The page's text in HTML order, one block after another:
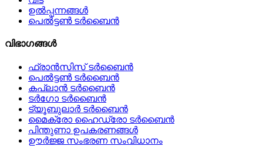
ഉൽപ്പന്നങ്ങൾ
പെൽട്ടൺ ടർബൈൻ
വിഭാഗങ്ങൾ
ഫ്രാൻസിസ് ടർബൈൻ
പെൽട്ടൺ ടർബൈൻ
കപ്ലാൻ ടർബൈൻ
ടർഗോ ടർബൈൻ
ട്യൂബുലാർ ടർബൈൻ
മൈക്രോ ഹൈഡ്രോ ടർബൈൻ
പിന്തുണാ ഉപകരണങ്ങൾ
ഊർജ്ജ സംഭരണ ​​സംവിധാനം